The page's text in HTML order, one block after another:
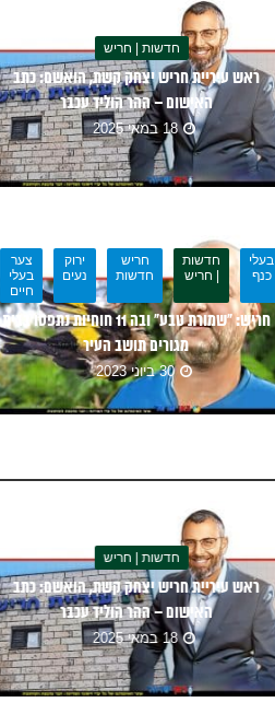
חדשות | חריש
ראש עיריית חריש יצחק קשת, הואשם: כתב
האישום – ההר הוליד עכבר
18 במאי 2025
בעלי
כנף
חדשות
| חריש
חריש
חדשות
ירוק
נעים
צער
בעלי
חיים
חריש: “שמורת טבע” ובה 11 חוחיות נתפסו בבית
מגורים תושב העיר
30 ביוני 2023
חדשות | חריש
ראש עיריית חריש יצחק קשת, הואשם: כתב
האישום – ההר הוליד עכבר
18 במאי 2025